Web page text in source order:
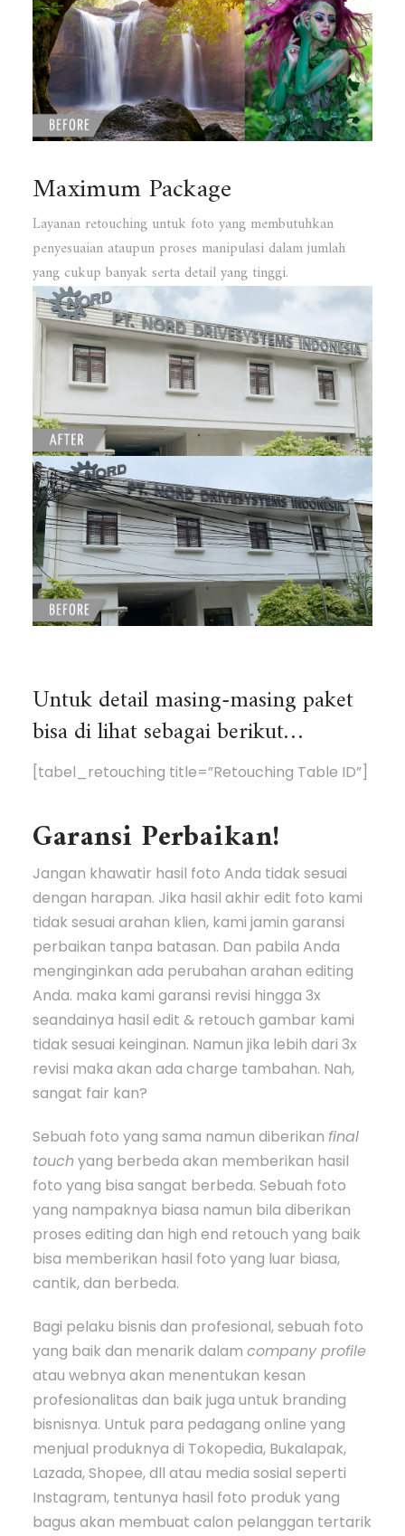
Maximum Package
Layanan retouching untuk foto yang membutuhkan
penyesuaian ataupun proses manipulasi dalam jumlah
yang cukup banyak serta detail yang tinggi.
Untuk detail masing-masing paket
bisa di lihat sebagai berikut…
[tabel_retouching title=”Retouching Table ID”]
Garansi Perbaikan!
Jangan khawatir hasil foto Anda tidak sesuai
dengan harapan. Jika hasil akhir edit foto kami
tidak sesuai arahan klien, kami jamin garansi
perbaikan tanpa batasan. Dan pabila Anda
menginginkan ada perubahan arahan editing
Anda. maka kami garansi revisi hingga 3x
seandainya hasil edit & retouch gambar kami
tidak sesuai keinginan. Namun jika lebih dari 3x
revisi maka akan ada charge tambahan. Nah,
sangat fair kan?
Sebuah foto yang sama namun diberikan final
touch yang berbeda akan memberikan hasil
foto yang bisa sangat berbeda. Sebuah foto
yang nampaknya biasa namun bila diberikan
proses editing dan high end retouch yang baik
bisa memberikan hasil foto yang luar biasa,
cantik, dan berbeda.
Bagi pelaku bisnis dan profesional, sebuah foto
yang baik dan menarik dalamcompany profile
atau webnya akan menentukan kesan
profesionalitas dan baik juga untuk branding
bisnisnya. Untuk para pedagang online yang
menjual produknya di Tokopedia, Bukalapak,
Lazada, Shopee, dll atau media sosial seperti
Instagram, tentunya hasil foto produk yang
bagus akan membuat calon pelanggan tertarik